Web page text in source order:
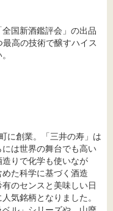
国新酒鑑評会」の出品
高の技術で醸すハイス
に創業。「三井の寿」は
は世界の舞台でも高い
りで化学も使いなが
た科学に基づく酒造
のセンスと美味しい日
気銘柄となりました。